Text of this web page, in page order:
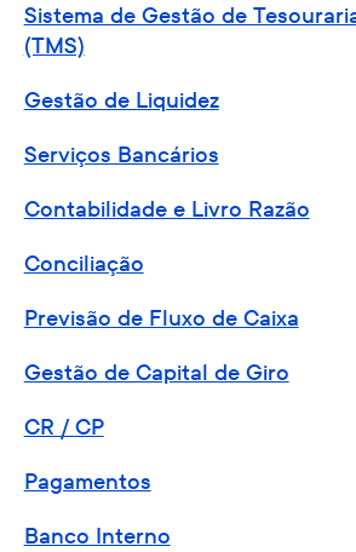
Sistema de Gestão de
(TMS)
Gestão de Liquidez
Serviços Bancários
Contabilidade e Livro Razão
Conciliação
Previsão de Fluxo de Caixa
Gestão de Capital de Giro
CR / CP
Pagamentos
Banco Interno